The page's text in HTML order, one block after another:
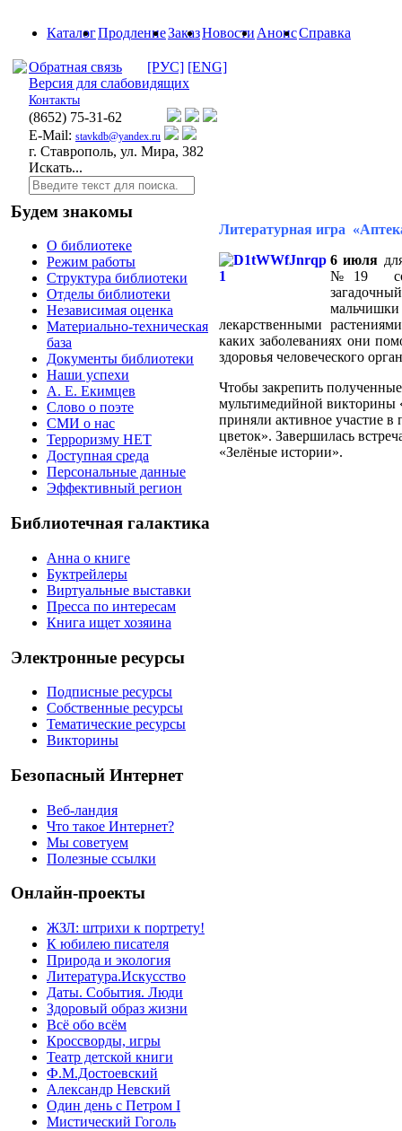
КаталогПродлениеЗаказНовости АнонсСправка
Обратная связь [РУС] [ENG]
Версия для слабовидящих
Контакты
(8652) 75-31-62
E-Mail: stavkdb@yandex.ru
г. Ставрополь, ул. Мира, 382
Искать...
Будем знакомы
О библиотеке
Режим работы
Структура библиотеки
Отделы библиотеки
Независимая оценка
Материально-техническая
база
Документы библиотеки
Наши успехи
А. Е. Екимцев
Слово о поэте
СМИ о нас
Терроризму НЕТ
Доступная среда
Персональные данные
Эффективный регион
Библиотечная галактика
Анна о книге
Буктрейлеры
Виртуальные выставки
Пресса по интересам
Книга ищет хозяина
Электронные ресурсы
Подписные ресурсы
Собственные ресурсы
Тематические ресурсы
Викторины
Безопасный Интернет
Веб-ландия
Что такое Интернет?
Мы советуем
Полезные ссылки
Онлайн-проекты
ЖЗЛ: штрихи к портрету!
К юбилею писателя
Природа и экология
Литература.Искусство
Даты. События. Люди
Здоровый образ жизни
Всё обо всём
Кроссворды, игры
Театр детской книги
Ф.М.Достоевский
Александр Невский
Один день с Петром I
Мистический Гоголь
Литературная игра
6 июля
№19
лекарственными
каких заболеваниях они
здоровья человеческого
Чтобы закрепить
мультимедийной викторины
приняли активное участие
цветок». Завершилась
«Зелёные истории».